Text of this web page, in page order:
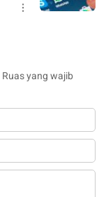
Ruas yang wajib